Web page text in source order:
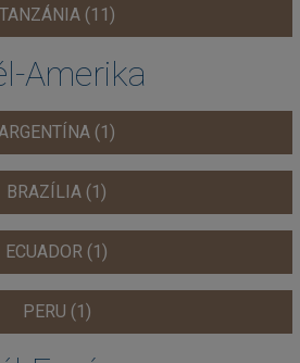
TANZÁNIA (11)
Amerika
(1)
BRAZÍLIA (1)
ECUADOR (1)
PERU (1)